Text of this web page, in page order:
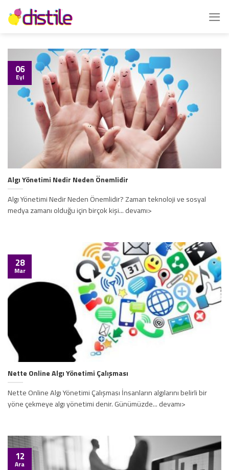
İçeriğe
atla
Algı Yönetimi Nedir Neden Önemlidir
Algı Yönetimi Nedir Neden Önemlidir? Zaman teknoloji ve sosyal
medya zamanı olduğu için birçok kişi... devamı>
06
Eyl
Nette Online Algı Yönetimi Çalışması
Nette Online Algı Yönetimi Çalışması İnsanların algılarını belirli bir
yöne çekmeye algı yönetimi denir. Günümüzde... devamı>
28
Mar
12
Ara